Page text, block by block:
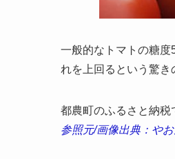
一般的なトマトの糖
れを上回るという驚き
都農町のふるさと納税
参照元/画像出典：や